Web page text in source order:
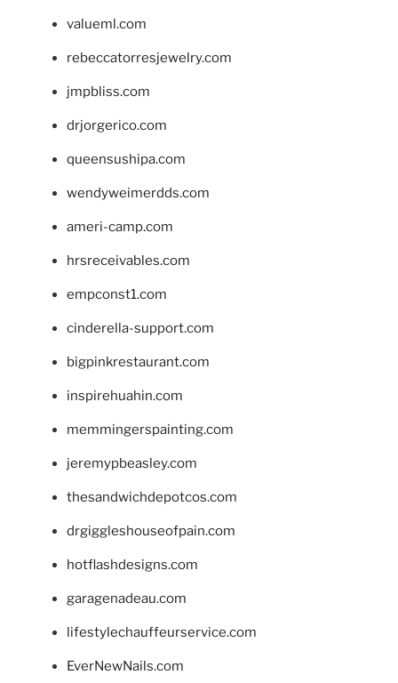
valueml.com
rebeccatorresjewelry.com
jmpbliss.com
drjorgerico.com
queensushipa.com
wendyweimerdds.com
ameri-camp.com
hrsreceivables.com
empconst1.com
cinderella-support.com
bigpinkrestaurant.com
inspirehuahin.com
memmingerspainting.com
jeremypbeasley.com
thesandwichdepotcos.com
drgiggleshouseofpain.com
hotflashdesigns.com
garagenadeau.com
lifestylechauffeurservice.com
EverNewNails.com